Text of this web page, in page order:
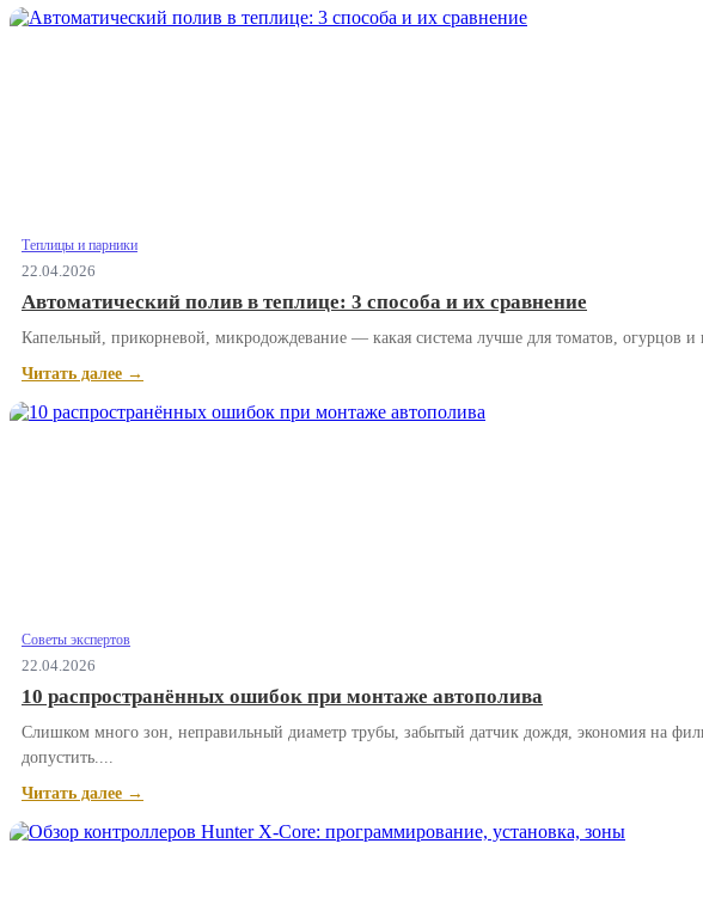
Теплицы и парники
22.04.2026
Автоматический полив в теплице: 3 способа и их сравнение
Капельный, прикорневой, микродождевание — какая система лучше для томатов, огурцов
Читать далее →
Советы экспертов
22.04.2026
10 распространённых ошибок при монтаже автополива
Слишком много зон, неправильный диаметр трубы, забытый датчик дождя, экономия на
допустить....
Читать далее →